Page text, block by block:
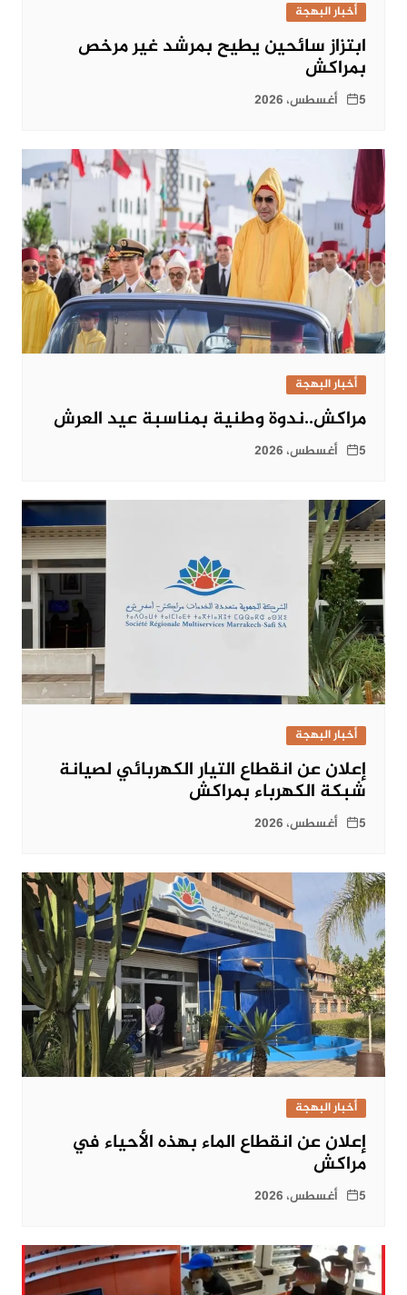
أخبار البهجة
ابتزاز سائحين يطيح بمرشد غير مرخص
بمراكش
5 أغسطس، 2026
أخبار البهجة
مراكش..ندوة وطنية بمناسبة عيد العرش
5 أغسطس، 2026
أخبار البهجة
إعلان عن انقطاع التيار الكهربائي لصيانة
شبكة الكهرباء بمراكش
5 أغسطس، 2026
أخبار البهجة
إعلان عن انقطاع الماء بهذه الأحياء في
مراكش
5 أغسطس، 2026